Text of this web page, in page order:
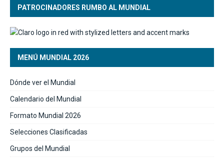
PATROCINADORES RUMBO AL MUNDIAL
MENÚ MUNDIAL 2026
Dónde ver el Mundial
Calendario del Mundial
Formato Mundial 2026
Selecciones Clasificadas
Grupos del Mundial